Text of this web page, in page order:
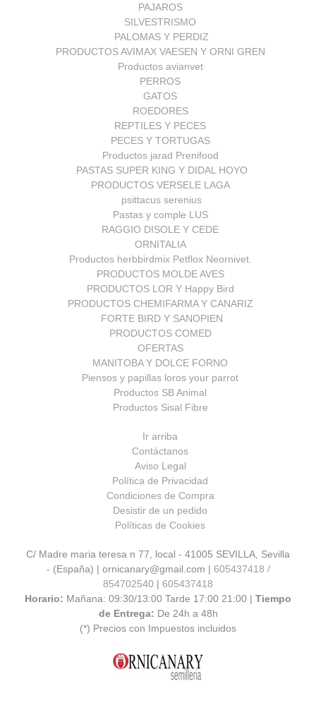
PAJAROS
SILVESTRISMO
PALOMAS Y PERDIZ
PRODUCTOS AVIMAX VAESEN Y ORNI GREN
Productos avianvet
PERROS
GATOS
ROEDORES
REPTILES Y PECES
PECES Y TORTUGAS
Productos jarad Prenifood
PASTAS SUPER KING Y DIDAL HOYO
PRODUCTOS VERSELE LAGA
psittacus serenius
Pastas y comple LUS
RAGGIO DISOLE Y CEDE
ORNITALIA
Productos herbbirdmix Petflox Neornivet.
PRODUCTOS MOLDE AVES
PRODUCTOS LOR Y Happy Bird
PRODUCTOS CHEMIFARMA Y CANARIZ
FORTE BIRD Y SANOPIEN
PRODUCTOS COMED
OFERTAS
MANITOBA Y DOLCE FORNO
Piensos y papillas loros your parrot
Productos SB Animal
Productos Sisal Fibre
Ir arriba
Contáctanos
Aviso Legal
Política de Privacidad
Condiciones de Compra
Desistir de un pedido
Políticas de Cookies
C/ Madre maria teresa n 77, local - 41005 SEVILLA, Sevilla
- (España) | ornicanary@gmail.com | 605437418 /
854702540 | 605437418
Horario: Mañana: 09:30/13:00 Tarde 17:00 21:00 | Tiempo
de Entrega: De 24h a 48h
(*) Precios con Impuestos incluidos